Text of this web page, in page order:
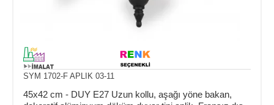
SYM 1702-F APLIK 03-11
45x42 cm - DUY E27 Uzun kollu, aşağı yöne bakan,